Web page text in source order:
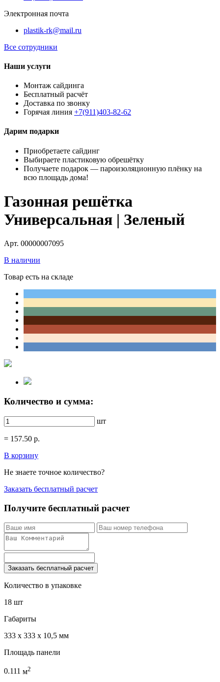
Электронная почта
plastik-rk@mail.ru
Все сотрудники
Наши услуги
Монтаж сайдинга
Бесплатный расчёт
Доставка по звонку
Горячая линия +7(911)403-82-62
Дарим подарки
Приобретаете сайдинг
Выбираете пластиковую обрешётку
Получаете подарок — пароизоляционную плёнку на
всю площадь дома!
Газонная решётка
Универсальная | Зеленый
Арт. 00000007095
В наличии
Товар есть на складе
Количество и сумма:
шт
= 157.50 р.
В корзину
Не знаете точное количество?
Заказать бесплатный расчет
Получите бесплатный расчет
Заказать бесплатный расчет
Количество в упаковке
18 шт
Габариты
333 x 333 x 10,5 мм
Площадь панели
0.111 м2